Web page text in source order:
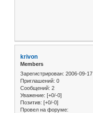
krivon
Members
Зарегистрирован: 2006-09-17
Приглашений: 0
Сообщений: 2
Уважение: [+0/-0]
Позитив: [+0/-0]
Провел на форуме: